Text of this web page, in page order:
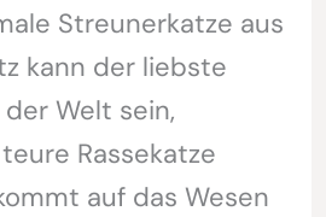
Streunerkatze aus
kann der liebste
Welt sein,
Rassekatze
auf das Wesen